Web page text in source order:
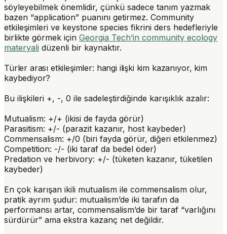
söyleyebilmek önemlidir, çünkü sadece tanım yazmak
bazen “application” puanını getirmez. Community
etkileşimleri ve keystone species fikrini ders hedefleriyle
birlikte görmek için Georgia Tech’in community ecology
materyali düzenli bir kaynaktır.
Türler arası etkileşimler: hangi ilişki kim kazanıyor, kim
kaybediyor?
Bu ilişkileri +, -, 0 ile sadeleştirdiğinde karışıklık azalır:
Mutualism: +/+ (ikisi de fayda görür)
Parasitism: +/- (parazit kazanır, host kaybeder)
Commensalism: +/0 (biri fayda görür, diğeri etkilenmez)
Competition: -/- (iki taraf da bedel öder)
Predation ve herbivory: +/- (tüketen kazanır, tüketilen
kaybeder)
En çok karışan ikili mutualism ile commensalism olur,
pratik ayrım şudur: mutualism’de iki tarafın da
performansı artar, commensalism’de bir taraf “varlığını
sürdürür” ama ekstra kazanç net değildir.